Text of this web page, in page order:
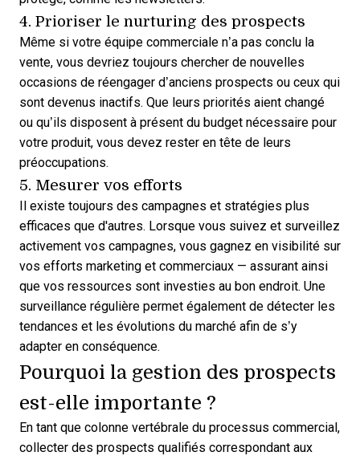
4. Prioriser le nurturing des prospects
Même si votre équipe commerciale n’a pas conclu la
vente, vous devriez toujours chercher de nouvelles
occasions de réengager d’anciens prospects ou ceux qui
sont devenus inactifs. Que leurs priorités aient changé
ou qu’ils disposent à présent du budget nécessaire pour
votre produit, vous devez rester en tête de leurs
préoccupations.
5. Mesurer vos efforts
Il existe toujours des campagnes et stratégies plus
efficaces que d'autres. Lorsque vous suivez et surveillez
activement vos campagnes, vous gagnez en visibilité sur
vos efforts marketing et commerciaux — assurant ainsi
que vos ressources sont investies au bon endroit. Une
surveillance régulière permet également de détecter les
tendances et les évolutions du marché afin de s’y
adapter en conséquence.
Pourquoi la gestion des prospects
est-elle importante ?
En tant que colonne vertébrale du processus commercial,
collecter des prospects qualifiés correspondant aux